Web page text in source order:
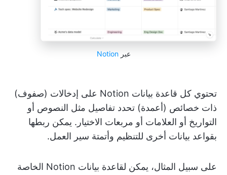
عبرNotion
تحتوي كل قاعدة بيانات Notion على إدخالات (صفوف)
ذات خصائص (أعمدة) تحدد تفاصيل مثل النصوص أو
التواريخ أو العلامات أو مربعات الاختيار. يمكن ربطها
بقواعد بيانات أخرى للتنظيم وأتمتة سير العمل.
على سبيل المثال، يمكن لقاعدة بيانات Notion الخاصة